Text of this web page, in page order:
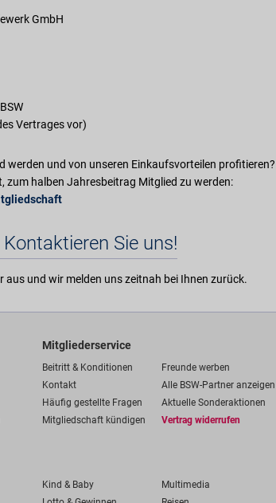
GmbH
Vertrages vor)
werden und von unseren Einkaufsvorteilen profitieren?
zum halben Jahresbeitrag Mitglied zu werden:
Sie uns!
und wir melden uns zeitnah bei Ihnen zurück.
Mitgliederservice
Beitritt & Konditionen
Freunde werben
Kontakt
Alle BSW-Partner anzeigen
Häufig gestellte Fragen
Aktuelle Sonderaktionen
Mitgliedschaft kündigen
Vertrag widerrufen
Kind & Baby
Multimedia